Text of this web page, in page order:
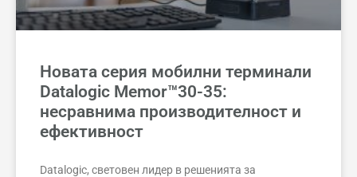
Новата серия мобилни терминали
Datalogic Memor™30-35:
несравнима производителност и
ефективност
Datalogic, световен лидер в решенията за